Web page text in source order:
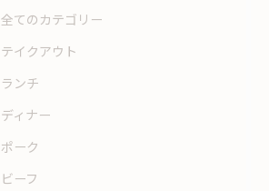
全てのカテゴリー
テイクアウト
ランチ
ディナー
ポーク
ビーフ